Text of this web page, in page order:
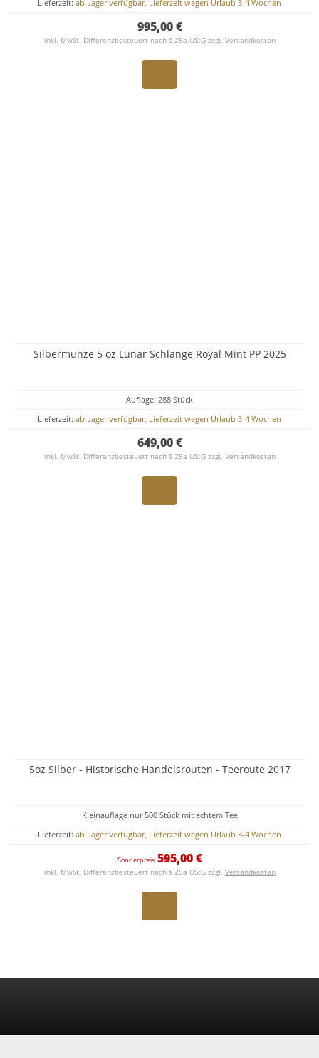
Lieferzeit: ab Lager verfügbar, Lieferzeit wegen Urlaub 3-4 Wochen
995,00 €
inkl. MwSt. Differenzbesteuert nach § 25a UStG zzgl. Versandkosten
Silbermünze 5 oz Lunar Schlange Royal Mint PP 2025
Auflage: 288 Stück
Lieferzeit: ab Lager verfügbar, Lieferzeit wegen Urlaub 3-4 Wochen
649,00 €
inkl. MwSt. Differenzbesteuert nach § 25a UStG zzgl. Versandkosten
5oz Silber - Historische Handelsrouten - Teeroute 2017
Kleinauflage nur 500 Stück mit echtem Tee
Lieferzeit: ab Lager verfügbar, Lieferzeit wegen Urlaub 3-4 Wochen
Sonderpreis595,00 €
inkl. MwSt. Differenzbesteuert nach § 25a UStG zzgl. Versandkosten